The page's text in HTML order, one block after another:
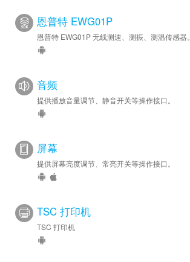
恩普特 EWG01P
恩普特 EWG01P 无线测速、测振、测温传感器。
音频
提供播放音量调节、静音开关等操作接口。
屏幕
提供屏幕亮度调节、常亮开关等操作接口。
TSC 打印机
TSC 打印机